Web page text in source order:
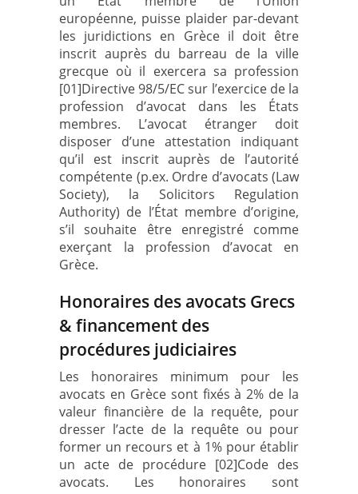
européenne, puisse plaider par-devant
les juridictions en Grèce il doit être
inscrit auprès du barreau de la ville
grecque où il exercera sa profession
[01]Directive 98/5/EC sur l’exercice de la
profession d’avocat dans les États
membres. L’avocat étranger doit
disposer d’une attestation indiquant
qu’il est inscrit auprès de l’autorité
compétente (p.ex. Ordre d’avocats (Law
Society), la Solicitors Regulation
Authority) de l’État membre d’origine,
s’il souhaite être enregistré comme
exerçant la profession d’avocat en
Grèce.
Honoraires des avocats Grecs
& financement des
procédures judiciaires
Les honoraires minimum pour les
avocats en Grèce sont fixés à 2% de la
valeur financière de la requête, pour
dresser l’acte de la requête ou pour
former un recours et à 1% pour établir
un acte de procédure [02]Code des
avocats. Les honoraires sont